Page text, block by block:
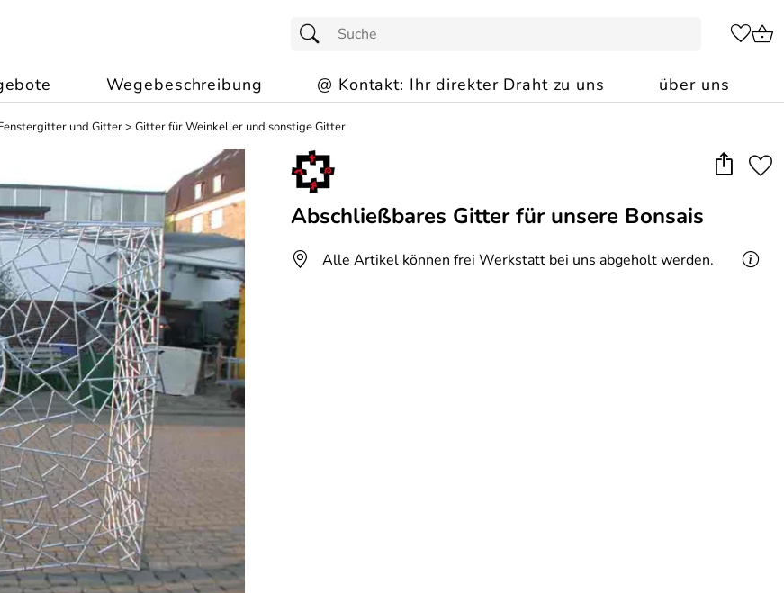
Wegebeschreibung @ Kontakt: Ihr direkter Draht zu uns über uns
und Gitter> Gitter für Weinkeller und sonstige Gitter
Abschließbares Gitter für unsere Bonsais
Alle Artikel können frei Werkstatt bei uns abgeholt werden.